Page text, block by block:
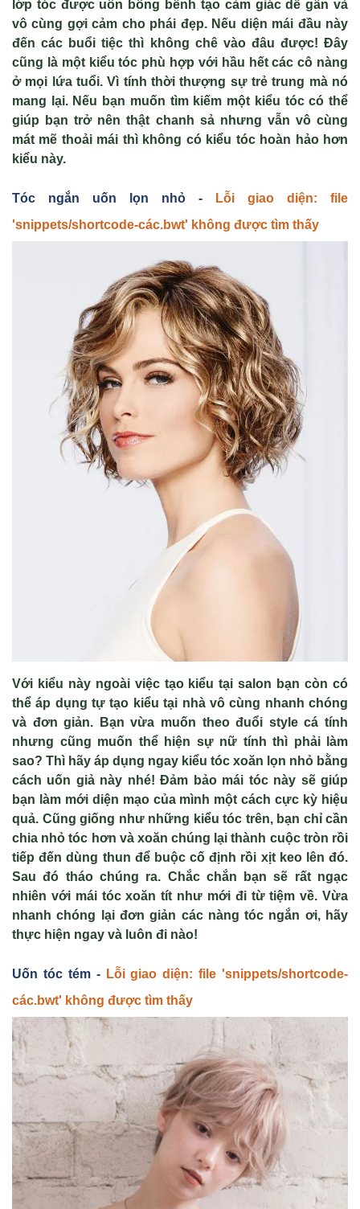
lớp tóc được uốn bồng bềnh tạo cảm giác dễ gần và
vô cùng gợi cảm cho phái đẹp. Nếu diện mái đầu này
đến các buổi tiệc thì không chê vào đâu được! Đây
cũng là một kiểu tóc phù hợp với hầu hết các cô nàng
ở mọi lứa tuổi. Vì tính thời thượng sự trẻ trung mà nó
mang l ại. Nếu bạn muốn tìm kiếm một kiểu tóc có thể
giúp bạn trở nên thật chanh sả nhưng vẫn vô cùng
mát mẽ thoải mái thì không có kiểu tóc hoàn hảo hơn
kiểu này.
Tóc ngắn uốn lọn nhỏ -
Lỗi giao diện: file
'snippets/shortcode-các.bwt' không được tìm thấy
Với kiểu này ngoài việc tạo kiểu tại salon bạn còn có
thể áp dụng tự tạo kiểu tại nhà vô cùng nhanh chóng
và đơn giản.
Bạn vừa muốn theo đuổi style cá tính
nhưng cũng muốn thể hiện sự nữ tính thì phải l àm
sao? Thì hãy áp d ụng ngay kiểu tóc xoăn l ọn nhỏ bằng
cách uốn giả này nhé! Đảm bảo mái tóc này sẽ giúp
bạn l àm mới diện mạo của mình một cách cực kỳ hiệu
quả. Cũng giống như những kiểu tóc trên, bạn chỉ cần
chia nhỏ tóc hơn và xoăn chúng lại thành cuộc tròn rồi
tiếp đến d ùng thun để buộc cố định rồi xịt keo l ên đó.
Sau đó tháo chúng ra. Chắc chắn bạn sẽ rất ngạc
nhiên với mái tóc xoăn tít như mới đi từ tiệm về. Vừa
nhanh chóng l ại đơn giản các nàng tóc ngắn ơi, hãy
thực hiện ngay và luôn đi nào!
Uốn tóc tém - Lỗi giao diện: file 'snippets/shortcode-
các.bwt' không được tìm thấy